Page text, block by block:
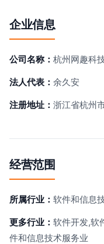
企业信息
公司名称： 杭州网趣科
法人代表： 余久安
注册地址： 浙江省杭州
经营范围
所属行业： 软件和信息
更多行业： 软件开发,软
件和信息技术服务业